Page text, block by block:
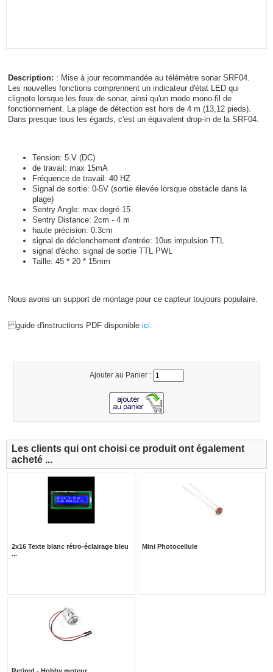
Description: : Mise à jour recommandée au télémètre sonar SRF04.
Les nouvelles fonctions comprennent un indicateur d'état LED qui
clignote lorsque les feux de sonar, ainsi qu'un mode mono-fil de
fonctionnement. La plage de détection est hors de 4 m (13,12 pieds).
Dans presque tous les égards, c'est un équivalent drop-in de la SRF04.
Tension: 5 V (DC)
de travail: max 15mA
Fréquence de travail: 40 HZ
Signal de sortie: 0-5V (sortie élevée lorsque obstacle dans la
plage)
Sentry Angle: max degré 15
Sentry Distance: 2cm - 4 m
haute précision: 0.3cm
signal de déclenchement d'entrée: 10us impulsion TTL
signal d'écho: signal de sortie TTL PWL
Taille: 45 * 20 * 15mm
Nous avons un support de montage pour ce capteur toujours populaire.
guide d'instructions PDF disponible ici.
Ajouter au Panier :
Les clients qui ont choisi ce produit ont également
acheté ...
2x16 Texte blanc rétro-éclairage bleu
...
Mini Photocellule